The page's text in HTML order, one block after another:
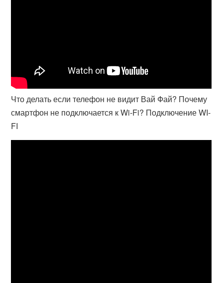
Что делать если телефон не видит Вай Фай? Почему
смартфон не подключается к Wi-Fi? Подключение WI-
FI